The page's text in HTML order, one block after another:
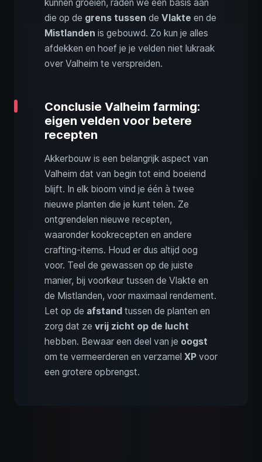
kunnen groeien, raden we een basis aan
die op de grens tussen de Vlakte en de
Mistlanden is gebouwd. Zo kun je alles
afdekken en hoef je je velden niet lukraak
over Valheim te verspreiden.
Conclusie Valheim farming:
eigen velden voor betere
recepten
Akkerbouw is een belangrijk aspect van
Valheim dat van begin tot eind boeiend
blijft. In elk bioom vind je één à twee
nieuwe planten die je kunt telen. Ze
ontgrendelen nieuwe recepten,
waaronder kookrecepten en andere
crafting-items. Houd er dus altijd oog
voor. Teel de gewassen op de juiste
manier, bij voorkeur tussen de Vlakte en
de Mistlanden, voor maximaal rendement.
Let op de afstand tussen de planten en
zorg dat ze vrij zicht op de lucht
hebben. Bewaar een deel van je oogst
om te vermeerderen en verzamel XP voor
een grotere opbrengst.